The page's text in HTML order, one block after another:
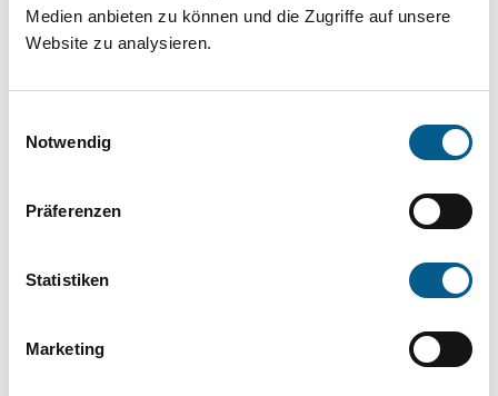
Medien anbieten zu können und die Zugriffe auf unsere
Website zu analysieren.
Notwendig
Präferenzen
Statistiken
Marketing
Suche bitte die Groß- und Kleinschreibung
beachten.
können durch die Wahl von Bereichen oder